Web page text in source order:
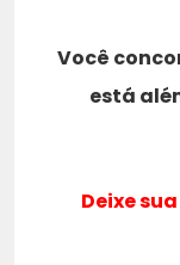
Você
está
Deixe